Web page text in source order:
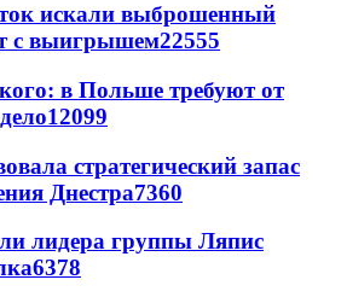
искали выброшенный
с выигрышем22555
в Польше требуют от
12099
стратегический запас
Днестра7360
лидера группы Ляпис
6378